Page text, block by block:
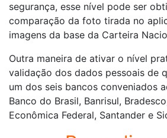
segurança, esse nível pode ser
comparação da foto tirada no
imagens da base da Carteira
Outra maneira de ativar o nível
validação dos dados pessoais de
um dos seis bancos conveniados
Banco do Brasil, Banrisul,
Econômica Federal, Santander e